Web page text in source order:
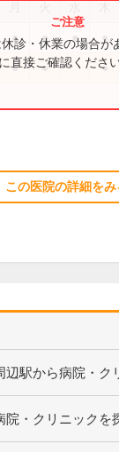
● ● ● ●
● ● ●
診・休業の場合が
直接ご確認ください
この医院の詳細をみ
辺駅から病院・ク
院・クリニックを